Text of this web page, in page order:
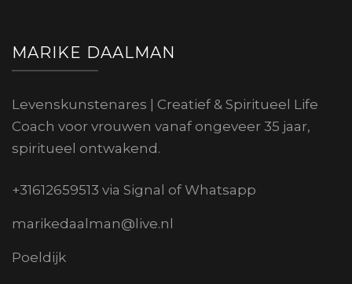
MARIKE DAALMAN
Levenskunstenares | Creatief & Spiritueel Life
Coach voor vrouwen vanaf ongeveer 35 jaar,
spiritueel ontwakend.
+31612659513 via Signal of Whatsapp
marikedaalman@live.nl
Poeldijk